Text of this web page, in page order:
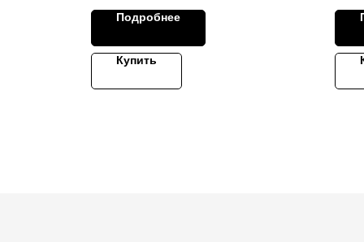
Подробнее
Купить